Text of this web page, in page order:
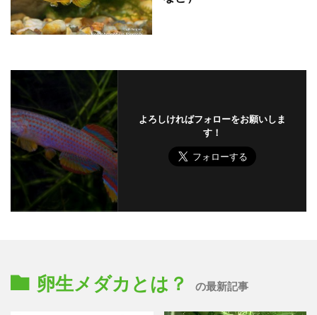
よろしければフォローをお願いしま
す！
卵生メダカとは？ の最新記事